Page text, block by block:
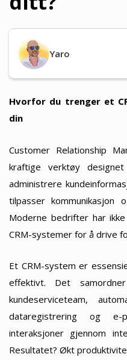
Yaro
Hvorfor du trenger et
din
Customer Relationship
kraftige verktøy
administrere
tilpasser kommunikasjon
Moderne bedrifter har
CRM-systemer for å drive
Et CRM-system er
effektivt. Det
kundeserviceteam,
dataregistrering og e-
interaksjoner gjennom
Resultatet? Økt